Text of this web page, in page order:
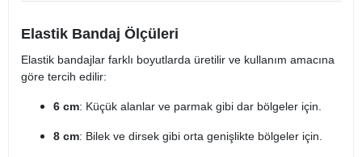
Elastik Bandaj Ölçüleri
Elastik bandajlar farklı boyutlarda üretilir ve kullanım amacına
göre tercih edilir:
6 cm: Küçük alanlar ve parmak gibi dar bölgeler için.
8 cm: Bilek ve dirsek gibi orta genişlikte bölgeler için.